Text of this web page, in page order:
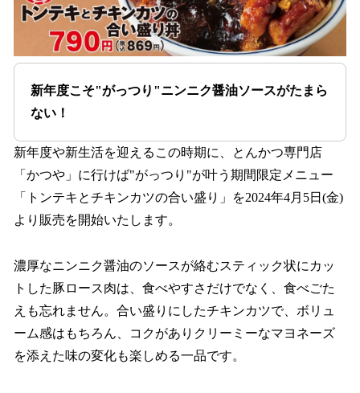
新年度こそ"がっつり"ニンニク醤油ソースがたまら
ない！
新年度や新生活を迎えるこの時期に、とんかつ専門店
「かつや」に行けば"がっつり"が叶う期間限定メニュー
「トンテキとチキンカツの合い盛り」を2024年4月5日(金)
より販売を開始いたします。
濃厚なニンニク醤油のソースが絡むスティック状にカッ
トした豚ロース肉は、食べやすさだけでなく、食べごた
えも忘れません。合い盛りにしたチキンカツで、ボリュ
ーム感はもちろん、コクがありクリーミーなマヨネーズ
を添えた味の変化も楽しめる一品です。